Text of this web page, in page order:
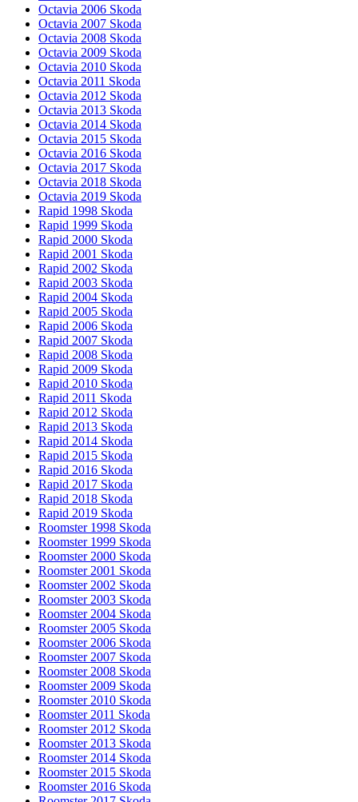
Octavia 2006 Skoda
Octavia 2007 Skoda
Octavia 2008 Skoda
Octavia 2009 Skoda
Octavia 2010 Skoda
Octavia 2011 Skoda
Octavia 2012 Skoda
Octavia 2013 Skoda
Octavia 2014 Skoda
Octavia 2015 Skoda
Octavia 2016 Skoda
Octavia 2017 Skoda
Octavia 2018 Skoda
Octavia 2019 Skoda
Rapid 1998 Skoda
Rapid 1999 Skoda
Rapid 2000 Skoda
Rapid 2001 Skoda
Rapid 2002 Skoda
Rapid 2003 Skoda
Rapid 2004 Skoda
Rapid 2005 Skoda
Rapid 2006 Skoda
Rapid 2007 Skoda
Rapid 2008 Skoda
Rapid 2009 Skoda
Rapid 2010 Skoda
Rapid 2011 Skoda
Rapid 2012 Skoda
Rapid 2013 Skoda
Rapid 2014 Skoda
Rapid 2015 Skoda
Rapid 2016 Skoda
Rapid 2017 Skoda
Rapid 2018 Skoda
Rapid 2019 Skoda
Roomster 1998 Skoda
Roomster 1999 Skoda
Roomster 2000 Skoda
Roomster 2001 Skoda
Roomster 2002 Skoda
Roomster 2003 Skoda
Roomster 2004 Skoda
Roomster 2005 Skoda
Roomster 2006 Skoda
Roomster 2007 Skoda
Roomster 2008 Skoda
Roomster 2009 Skoda
Roomster 2010 Skoda
Roomster 2011 Skoda
Roomster 2012 Skoda
Roomster 2013 Skoda
Roomster 2014 Skoda
Roomster 2015 Skoda
Roomster 2016 Skoda